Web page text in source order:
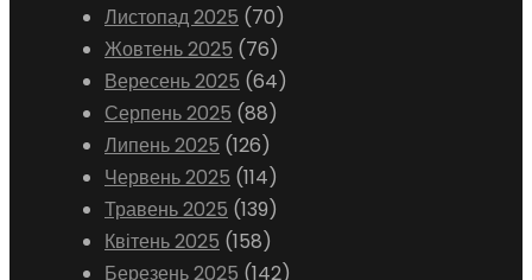
Листопад 2025 (70)
Жовтень 2025 (76)
Вересень 2025 (64)
Серпень 2025 (88)
Липень 2025 (126)
Червень 2025 (114)
Травень 2025 (139)
Квітень 2025 (158)
Березень 2025 (142)